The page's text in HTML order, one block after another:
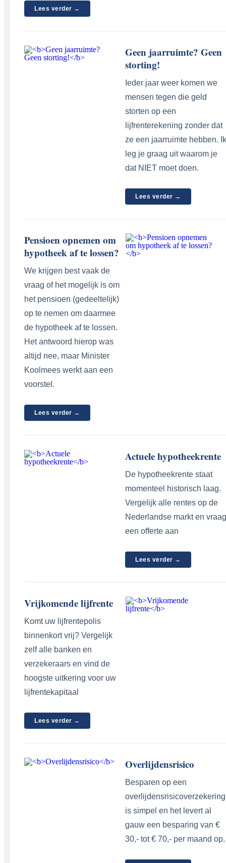
Lees verder →
Geen jaarruimte? Geen
storting!
Ieder jaar weer komen we
mensen tegen die geld
storten op een
lijfrenterekening zonder dat
ze een jaarruimte hebben. Ik
leg je graag uit waarom je
dat NIET moet doen.
Lees verder →
Pensioen opnemen om
hypotheek af te lossen?
We krijgen best vaak de
vraag of het mogelijk is om
het pensioen (gedeeltelijk)
op te nemen om daarmee
de hypotheek af te lossen.
Het antwoord hierop was
altijd nee, maar Minister
Koolmees werkt aan een
voorstel.
Lees verder →
Actuele hypotheekrente
De hypotheekrente staat
momenteel historisch laag.
Vergelijk alle rentes op de
Nederlandse markt en vraag
een offerte aan
Lees verder →
Vrijkomende lijfrente
Komt uw lijfrentepolis
binnenkort vrij? Vergelijk
zelf alle banken en
verzekeraars en vind de
hoogste uitkering voor uw
lijfrentekapitaal
Lees verder →
Overlijdensrisico
Besparen op een
overlijdensrisicoverzekering
is simpel en het levert al
gauw een besparing van €
30,- tot € 70,- per maand op.